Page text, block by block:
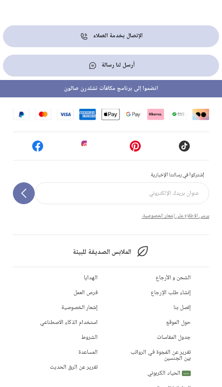
الإتصال بخدمة العملاء
أرسل لنا رسالة
إشتركوا في رسالتنا الإخبارية
يرجى الاطلاع على إشعار الخصوصية.
الملابس الصديقة للبيئة
انضموا إلى برنامج مكافآت تشلدرن صالون
الشحن و الأرجاع
إنشاء طلب الإرجاع
إتصل بنا
حول الموقع
جدول المقاسات
تقرير عن الفجوة في الرواتب
بين الجنسين
جديد
الحياد الكربوني
الهدايا
فرص العمل
إشعار الخصوصية
استخدام الذكاء الاصطناعي
الشروط
المساعدة
تقرير عن الرق الحديث